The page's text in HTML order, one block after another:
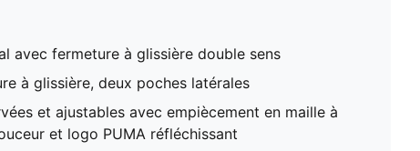
avec fermeture à glissière double sens
à glissière, deux poches latérales
et ajustables avec empiècement en maille à
et logo PUMA réfléchissant